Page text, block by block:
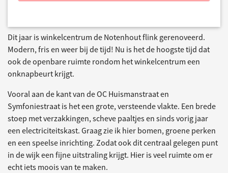
Dit jaar is winkelcentrum de Notenhout flink gerenoveerd.
Modern, fris en weer bij de tijd! Nu is het de hoogste tijd dat
ook de openbare ruimte rondom het winkelcentrum een
onknapbeurt krijgt.
Vooral aan de kant van de OC Huismanstraat en
Symfoniestraat is het een grote, versteende vlakte. Een brede
stoep met verzakkingen, scheve paaltjes en sinds vorig jaar
een electriciteitskast. Graag zie ik hier bomen, groene perken
en een speelse inrichting. Zodat ook dit centraal gelegen punt
in de wijk een fijne uitstraling krijgt. Hier is veel ruimte om er
echt iets moois van te maken.